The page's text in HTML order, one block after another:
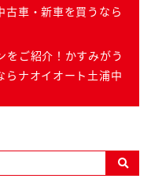
古車・新車を買うなら
をご紹介！かすみがう
らナオイオート土浦中